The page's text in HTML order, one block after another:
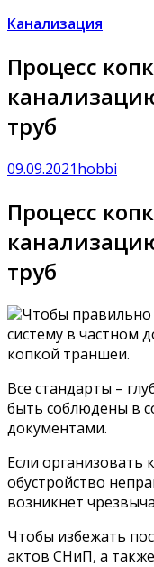
Канализация
Процесс
труб
09.09.2021hobbi
Процесс
труб
Чтобы
систему в частном
копкой траншеи.
Все стандарты –
быть соблюдены в
документами.
Если
обустройство
возникнет
Чтобы избежать
актов СНиП, а